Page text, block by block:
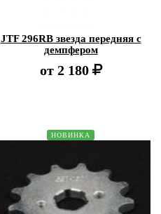
JTF 296RB звезда передняя с
демпфером
от 2 180
НОВИНКА